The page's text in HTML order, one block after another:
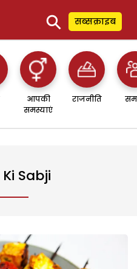
⚲ सब्सक्राइब
आपकी
समस्याएं
राजनीति
Sabji